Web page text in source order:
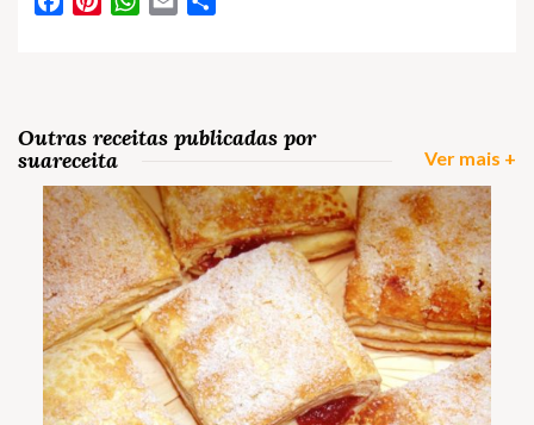
Outras receitas publicadas por
suareceita
Ver mais +